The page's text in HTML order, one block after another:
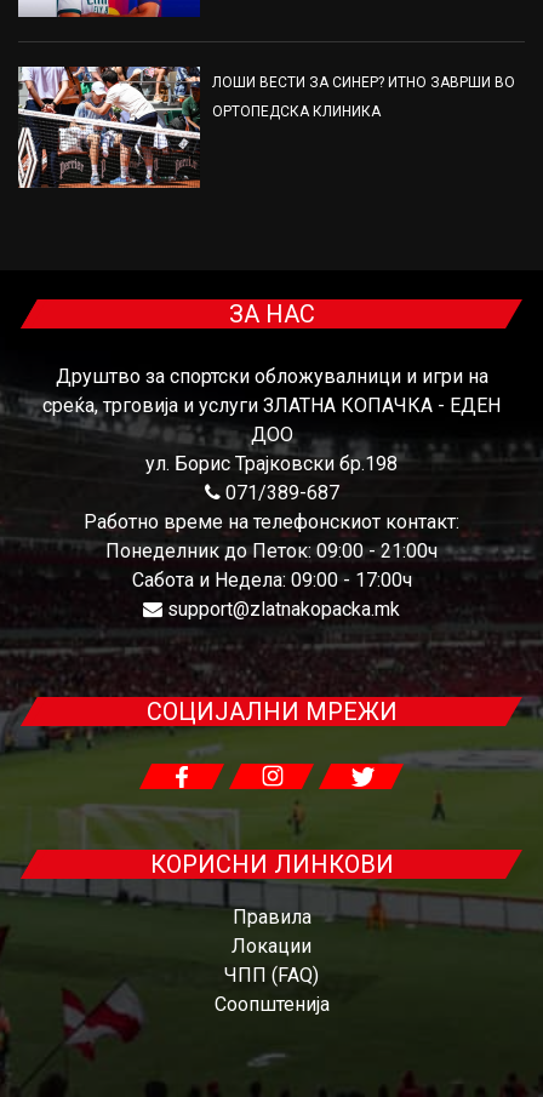
ЛОШИ ВЕСТИ ЗА СИНЕР? ИТНО ЗАВРШИ ВО
ОРТОПЕДСКА КЛИНИКА
ЗА НАС
Друштво за спортски обложувалници и игри на
среќа, трговија и услуги ЗЛАТНА КОПАЧКА - ЕДЕН
ДОО
ул. Борис Трајковски бр.198
071/389-687
Работно време на телефонскиот контакт:
Понеделник до Петок: 09:00 - 21:00ч
Сабота и Недела: 09:00 - 17:00ч
support@zlatnakopacka.mk
СОЦИЈАЛНИ МРЕЖИ
КОРИСНИ ЛИНКОВИ
Правила
Локации
ЧПП (FAQ)
Соопштенија